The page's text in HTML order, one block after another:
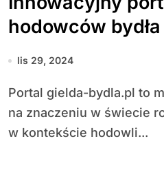
hodowców
na branżę rolniczą
lis 29, 2024
Portal gielda-bydla.pl to miejsce, które zyskuje
na znaczeniu w świecie
w kontekście hodowli...